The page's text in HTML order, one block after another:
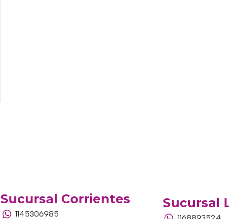
Sucursal Corrientes
1145306985
Sucursal